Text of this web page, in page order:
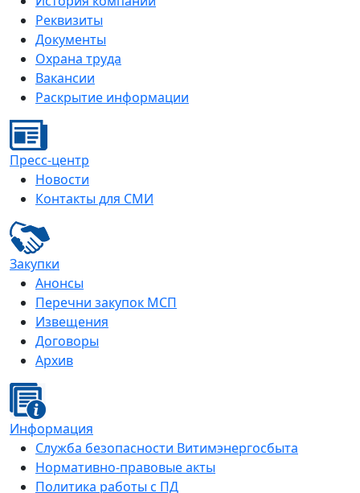
Реквизиты
Документы
Охрана труда
Вакансии
Раскрытие информации
Пресс-центр
Новости
Контакты для СМИ
Закупки
Анонсы
Перечни закупок МСП
Извещения
Договоры
Архив
Информация
Служба безопасности Витимэнергосбыта
Нормативно-правовые акты
Политика работы с ПД